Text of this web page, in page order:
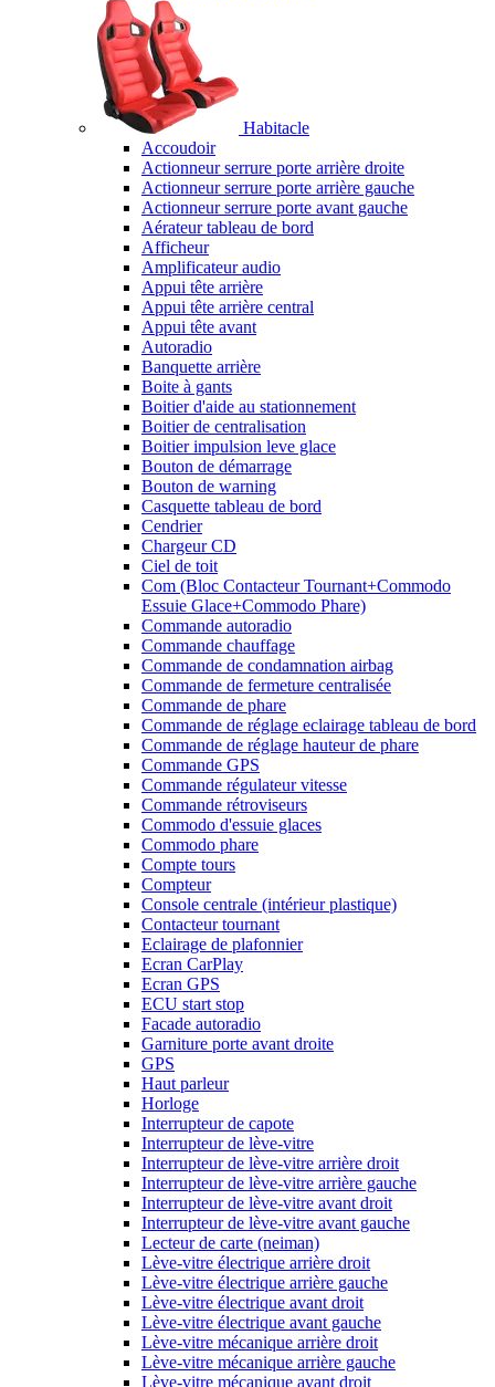
Habitacle
Accoudoir
Actionneur serrure porte arrière droite
Actionneur serrure porte arrière gauche
Actionneur serrure porte avant gauche
Aérateur tableau de bord
Afficheur
Amplificateur audio
Appui tête arrière
Appui tête arrière central
Appui tête avant
Autoradio
Banquette arrière
Boite à gants
Boitier d'aide au stationnement
Boitier de centralisation
Boitier impulsion leve glace
Bouton de démarrage
Bouton de warning
Casquette tableau de bord
Cendrier
Chargeur CD
Ciel de toit
Com (Bloc Contacteur Tournant+Commodo
Essuie Glace+Commodo Phare)
Commande autoradio
Commande chauffage
Commande de condamnation airbag
Commande de fermeture centralisée
Commande de phare
Commande de réglage eclairage tableau de bord
Commande de réglage hauteur de phare
Commande GPS
Commande régulateur vitesse
Commande rétroviseurs
Commodo d'essuie glaces
Commodo phare
Compte tours
Compteur
Console centrale (intérieur plastique)
Contacteur tournant
Eclairage de plafonnier
Ecran CarPlay
Ecran GPS
ECU start stop
Facade autoradio
Garniture porte avant droite
GPS
Haut parleur
Horloge
Interrupteur de capote
Interrupteur de lève-vitre
Interrupteur de lève-vitre arrière droit
Interrupteur de lève-vitre arrière gauche
Interrupteur de lève-vitre avant droit
Interrupteur de lève-vitre avant gauche
Lecteur de carte (neiman)
Lève-vitre électrique arrière droit
Lève-vitre électrique arrière gauche
Lève-vitre électrique avant droit
Lève-vitre électrique avant gauche
Lève-vitre mécanique arrière droit
Lève-vitre mécanique arrière gauche
Lève-vitre mécanique avant droit